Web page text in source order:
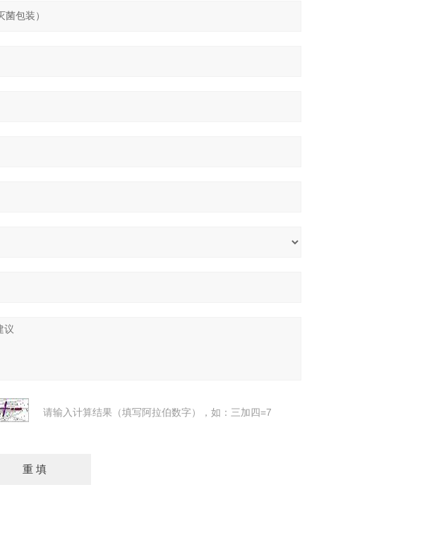
请输入计算结果（填写阿拉伯数字），如：三加四=7